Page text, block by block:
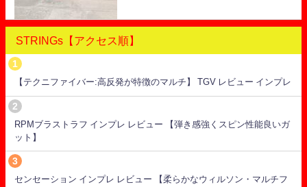
STRINGs【アクセス順】
【テクニファイバー:高反発が特徴のマルチ】 TGV レビュー インプレ
RPMブラストラフ インプレ レビュー 【弾き感強くスピン性能良いガ
ット】
センセーション インプレ レビュー 【柔らかなウィルソン・マルチフ